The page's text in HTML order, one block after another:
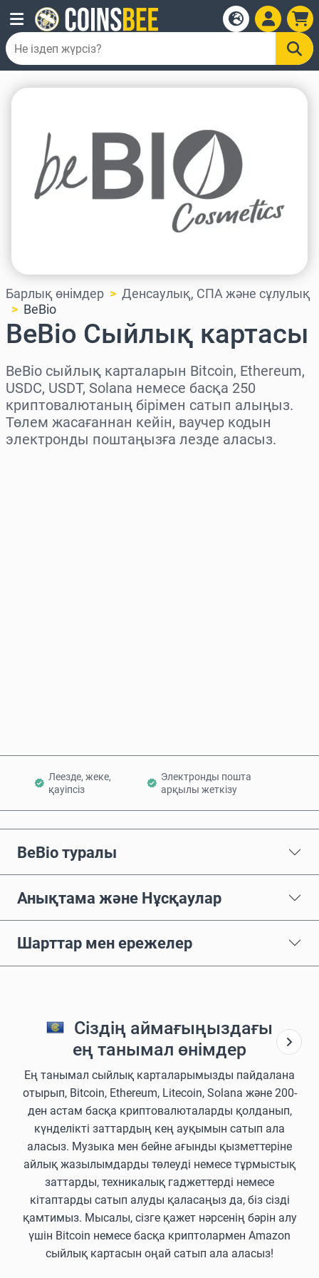
Барлық өнімдер
Денсаулық, СПА және сұлулық
BeBio
BeBio Сыйлық картасы
BeBio сыйлық карталарын Bitcoin, Ethereum,
USDC, USDT, Solana немесе басқа 250
криптовалютаның бірімен сатып алыңыз.
Төлем жасағаннан кейін, ваучер кодын
электронды поштаңызға лезде аласыз.
Леезде, жеке,
қауіпсіз
Электронды пошта
арқылы жеткізу
BeBio туралы
Анықтама және Нұсқаулар
Шарттар мен ережелер
Сіздің аймағыңыздағы
ең танымал өнімдер
Ең танымал сыйлық карталарымызды пайдалана
отырып, Bitcoin, Ethereum, Litecoin, Solana және 200-
ден астам басқа криптовалюталарды қолданып,
күнделікті заттардың кең ауқымын сатып ала
аласыз. Музыка мен бейне ағынды қызметтеріне
айлық жазылымдарды төлеуді немесе тұрмыстық
заттарды, техникалық гаджеттерді немесе
кітаптарды сатып алуды қаласаңыз да, біз сізді
қамтимыз. Мысалы, сізге қажет нәрсенің бәрін алу
үшін Bitcoin немесе басқа криптолармен Amazon
сыйлық картасын оңай сатып ала аласыз!